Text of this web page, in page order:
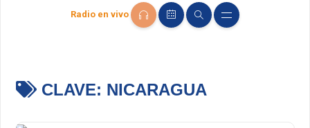
Radio en vivo
CLAVE: NICARAGUA